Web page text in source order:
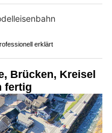
erklärt
Brücken, Kreisel
fertig